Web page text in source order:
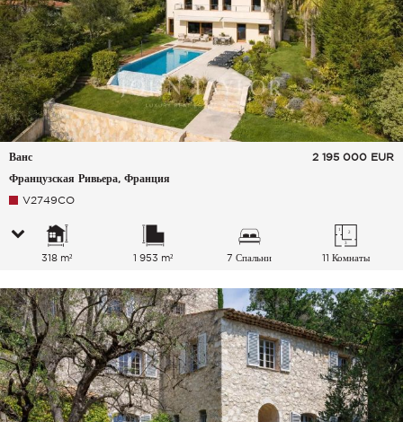
Ванс
Французская Ривьера, Франция
2 195 000 EUR
V2749CO
318 m² 1 953 m² 7 Спальни 11 Комнаты